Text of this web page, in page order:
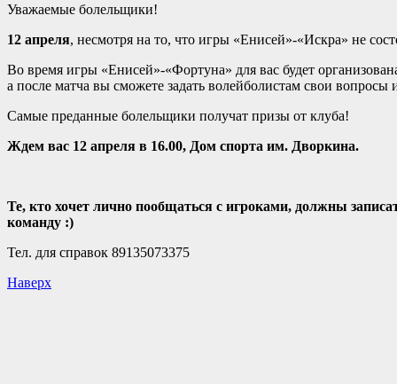
Уважаемые болельщики!
12 апреля, несмотря на то, что игры «Енисей»-«Искра» не
Во время игры «Енисей»-«Фортуна» для вас будет
а после матча вы сможете задать волейболистам свои
Самые преданные болельщики получат призы от клуба!
Ждем вас 12 апреля в 16.00, Дом спорта им. Дворкина.
Те, кто хочет лично пообщаться с игроками, должны
команду :)
Тел. для справок 89135073375
Наверх